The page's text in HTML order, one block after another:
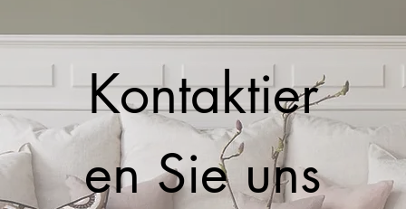
Kontaktier
en Sie uns